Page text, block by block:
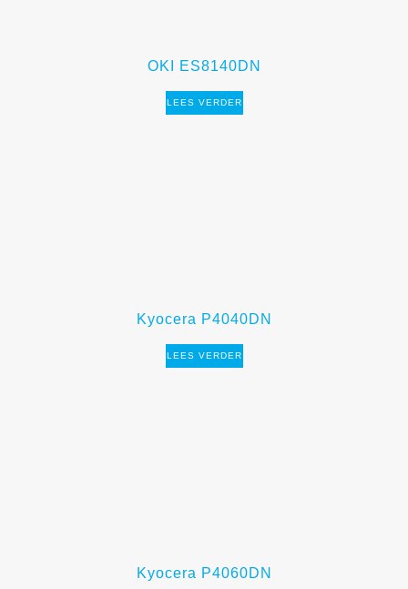
OKI ES8140DN
LEES VERDER
Kyocera P4040DN
LEES VERDER
Kyocera P4060DN